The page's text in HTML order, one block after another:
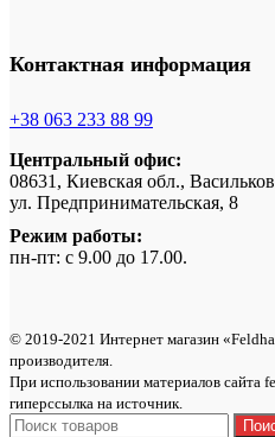
Контактная информация
+38 063 233 88 99
Центральный офис:
08631, Киевская обл.,
ул. Предпринимательская, 8
Режим работы:
пн-пт: с 9.00 до 17.00.
© 2019-2021 Интернет магазин
производителя.
При использовании материалов сайта
гиперссылка на источник.